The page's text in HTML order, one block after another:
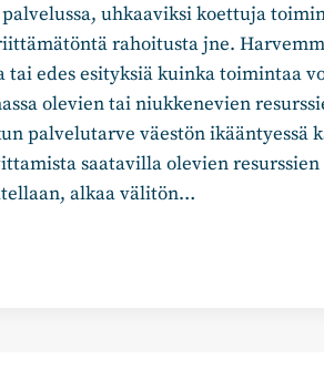
uhkaaviksi koettuja
rahoitusta jne.
tai edes esityksiä kuinka toimintaa
olevien tai niukkenevien
palvelutarve väestön ikääntyessä
saatavilla olevien resurssien
alkaa välitön…